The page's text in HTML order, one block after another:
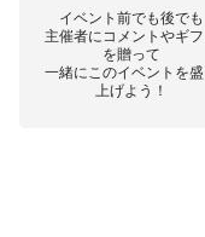
イベント前でも後でも
主催者にコメントやギフ
を贈って
一緒にこのイベントを盛
上げよう！